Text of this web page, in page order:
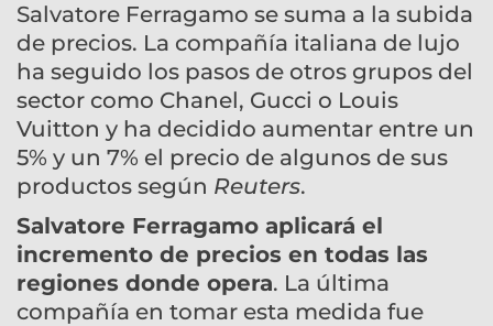
Salvatore Ferragamo se suma a la subida
de precios. La compañía italiana de lujo
ha seguido los pasos de otros grupos del
sector como Chanel, Gucci o Louis
Vuitton y ha decidido aumentar entre un
5% y un 7% el precio de algunos de sus
productos según Reuters.
Salvatore Ferragamo aplicará el
incremento de precios en todas las
regiones donde opera. La última
compañía en tomar esta medida fue